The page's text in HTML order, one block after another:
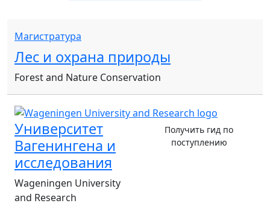
Магистратура
Лес и охрана природы
Forest and Nature Conservation
Университет
Вагенингена и
исследования
Wageningen University
and Research
Получить гид по
поступлению